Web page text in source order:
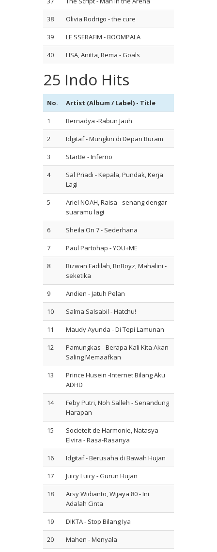
38 Olivia Rodrigo - the cure
39 LE SSERAFIM - BOOMPALA
40 LISA, Anitta, Rema - Goals
25 Indo Hits
No. Artist (Album / Label) - Title
1 Bernadya -Rabun Jauh
2 Idgitaf - Mungkin di Depan Buram
3 StarBe - Inferno
4
Sal Priadi - Kepala, Pundak, Kerja
Lagi
5
Ariel NOAH, Raisa - senang dengar
suaramu lagi
6 Sheila On 7 - Sederhana
7 Paul Partohap - YOU+ME
8
Rizwan Fadilah, RnBoyz, Mahalini -
seketika
9 Andien - Jatuh Pelan
10 Salma Salsabil - Hatchu!
11 Maudy Ayunda - Di Tepi Lamunan
12
Pamungkas - Berapa Kali Kita Akan
Saling Memaafkan
13
Prince Husein -Internet Bilang Aku
ADHD
14
Feby Putri, Noh Salleh - Senandung
Harapan
15
Societeit de Harmonie, Natasya
Elvira - Rasa-Rasanya
16 Idgitaf - Berusaha di Bawah Hujan
17 Juicy Luicy - Gurun Hujan
18
Arsy Widianto, Wijaya 80 - Ini
Adalah Cinta
19 DIKTA - Stop Bilang Iya
20 Mahen - Menyala